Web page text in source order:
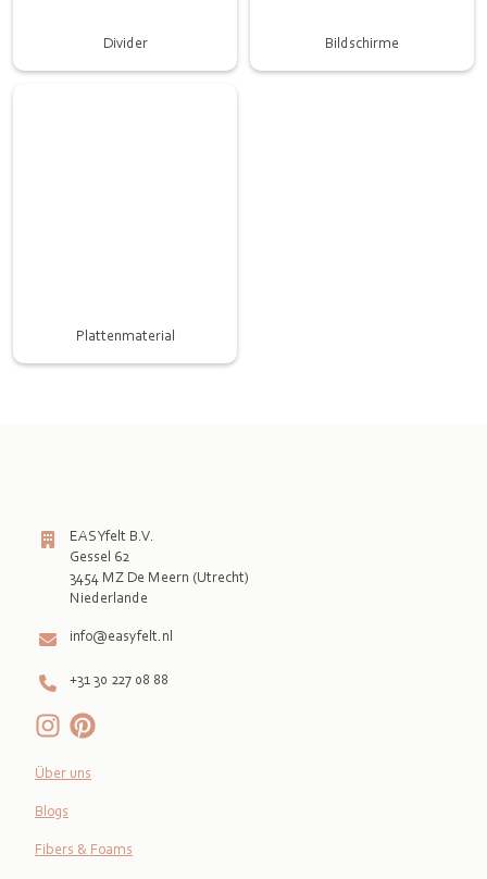
Divider Bildschirme
Plattenmaterial
EASYfelt B.V.
Gessel 62
3454 MZ De Meern (Utrecht)
info@easyfelt.nl
+31 30 227 08 88
Über uns
Blogs
Fibers & Foams